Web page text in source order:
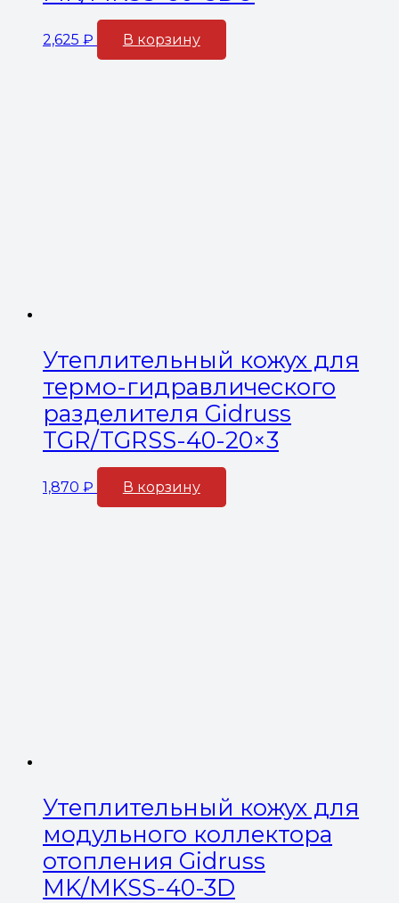
2,625 ₽ В корзину
Утеплительный кожух для
термо-гидравлического
разделителя Gidruss
TGR/TGRSS-40-20×3
1,870 ₽ В корзину
Утеплительный кожух для
модульного коллектора
отопления Gidruss
MK/MKSS-40-3D